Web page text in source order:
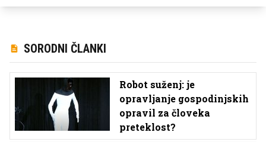
SORODNI ČLANKI
Robot suženj: je
opravljanje gospodinjskih
opravil za človeka
preteklost?